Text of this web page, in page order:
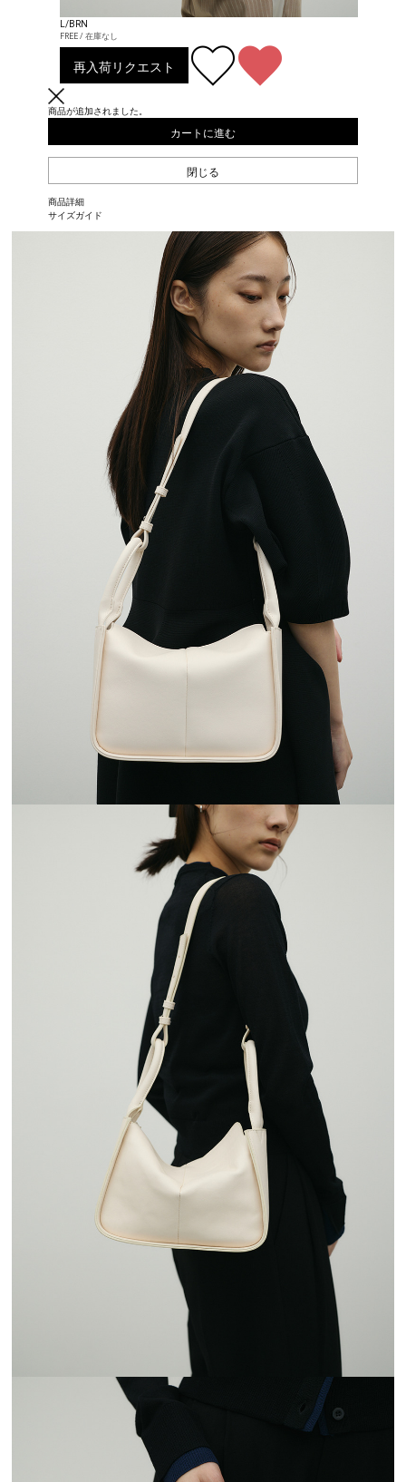
L/BRN
FREE / 在庫なし
再入荷リクエスト
商品が追加されました。
カートに進む
閉じる
商品詳細
サイズガイド